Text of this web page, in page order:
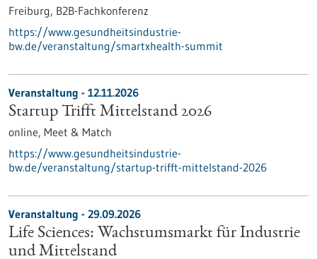
Freiburg, B2B-Fachkonferenz
https://www.gesundheitsindustrie-
bw.de/veranstaltung/smartxhealth-summit
Veranstaltung - 12.11.2026
Startup Trifft Mittelstand 2026
online, Meet & Match
https://www.gesundheitsindustrie-
bw.de/veranstaltung/startup-trifft-mittelstand-2026
Veranstaltung - 29.09.2026
Life Sciences: Wachstumsmarkt für Industrie
und Mittelstand